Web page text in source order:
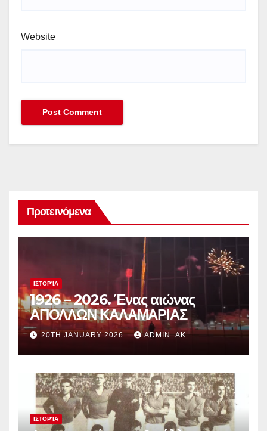
Website
Προτεινόμενα
ΙΣΤΟΡΊΑ
1926 – 2026. Ένας αιώνας
ΑΠΟΛΛΩΝ ΚΑΛΑΜΑΡΙΑΣ
20TH JANUARY 2026 ADMIN_AK
ΙΣΤΟΡΊΑ